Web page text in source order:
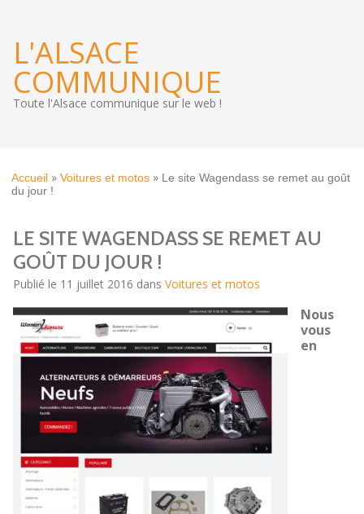
L'ALSACE
COMMUNIQUE
Toute l'Alsace communique sur le web !
Accueil » Voitures et motos » Le site Wagendass se remet au goût
du jour !
LE SITE WAGENDASS SE REMET AU
GOÛT DU JOUR !
Publié le 11 juillet 2016 dans Voitures et motos
Nous
vous
en